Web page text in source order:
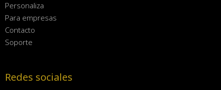
Personaliza
Para empresas
Contacto
Soporte
Redes sociales